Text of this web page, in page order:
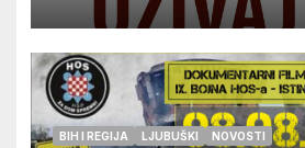
BIH I REGIJA LJUBUŠKI NOVOSTI